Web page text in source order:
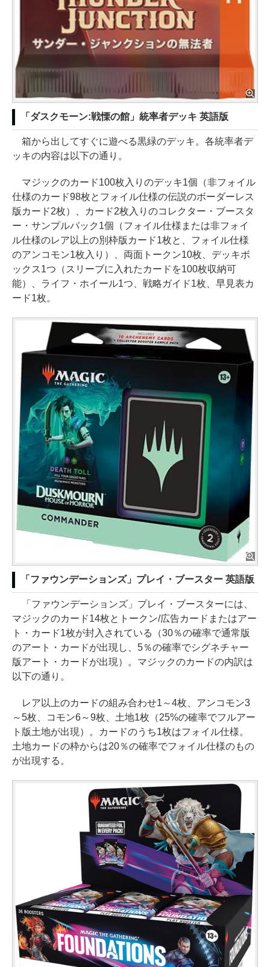
「ダスクモーン:戦慄の館」統率者デッキ 英語版
箱から出してすぐに遊べる黒緑のデッキ。各統率者デ
ッキの内容は以下の通り。
マジックのカード100枚入りのデッキ1個（非フォイル
仕様のカード98枚とフォイル仕様の伝説のボーダーレス
版カード2枚）、カード2枚入りのコレクター・ブースタ
ー・サンプルパック1個（フォイル仕様または非フォイ
ル仕様のレア以上の別枠版カード1枚と、フォイル仕様
のアンコモン1枚入り）、両面トークン10枚、デッキボ
ックス1つ（スリーブに入れたカードを100枚収納可
能）、ライフ・ホイール1つ、戦略ガイド1枚、早見表カ
ード1枚。
「ファウンデーションズ」プレイ・ブースター 英語版
「ファウンデーションズ」プレイ・ブースターには、
マジックのカード14枚とトークン/広告カードまたはアー
ト・カード1枚が封入されている（30％の確率で通常版
のアート・カードが出現し、5％の確率でシグネチャー
版アート・カードが出現）。マジックのカードの内訳は
以下の通り。
レア以上のカードの組み合わせ1～4枚、アンコモン3
～5枚、コモン6～9枚、土地1枚（25%の確率でフルアー
ト版土地が出現）。カードのうち1枚はフォイル仕様。
土地カードの枠からは20％の確率でフォイル仕様のもの
が出現する。